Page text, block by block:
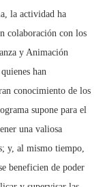
la actividad ha
colaboración con los
y Animación
han
conocimiento de los
supone para el
una valiosa
y, al mismo tiempo,
beneficien de poder